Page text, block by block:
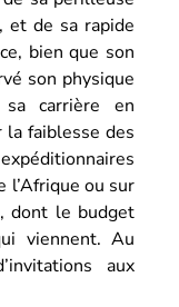
et de sa rapide
bien que son
son physique
carrière en
la faiblesse des
l’Afrique ou sur
dont le budget
viennent. Au
aux